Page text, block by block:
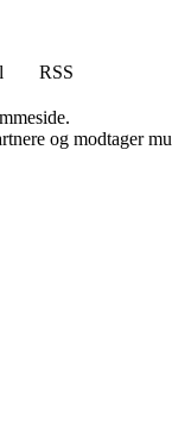
RSS
og modtager